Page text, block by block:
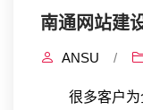
南通网站建
ANSU /
很多客户为